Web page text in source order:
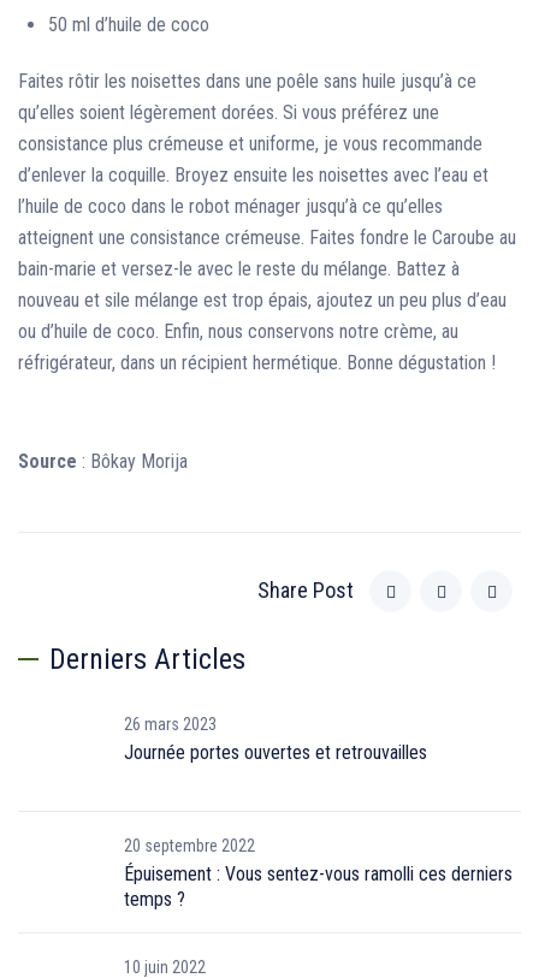
50 ml d’huile de coco
Faites rôtir les noisettes dans une poêle sans huile jusqu’à ce
qu’elles soient légèrement dorées. Si vous préférez une
consistance plus crémeuse et uniforme, je vous recommande
d’enlever la coquille. Broyez ensuite les noisettes avec l’eau et
l’huile de coco dans le robot ménager jusqu’à ce qu’elles
atteignent une consistance crémeuse. Faites fondre le Caroube au
bain-marie et versez-le avec le reste du mélange. Battez à
nouveau et sile mélange est trop épais, ajoutez un peu plus d’eau
ou d’huile de coco. Enfin, nous conservons notre crème, au
réfrigérateur, dans un récipient hermétique. Bonne dégustation !
Source : Bôkay Morija
Share Post
Derniers Articles
26 mars 2023
Journée portes ouvertes et retrouvailles
20 septembre 2022
Épuisement : Vous sentez-vous ramolli ces derniers
temps ?
10 juin 2022